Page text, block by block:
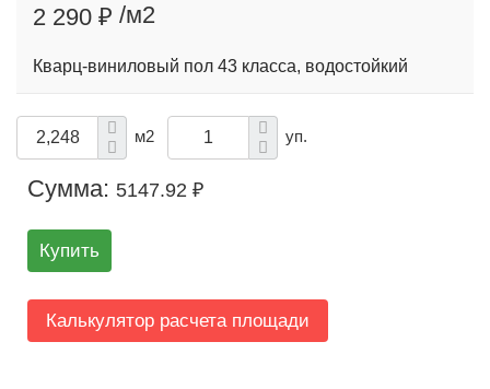
2 290 ₽ /м2
Кварц-виниловый пол 43 класса, водостойкий
м2 уп.
Сумма: 5147.92 ₽
Купить
Калькулятор расчета площади